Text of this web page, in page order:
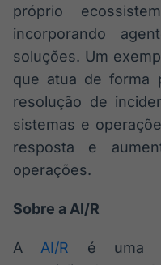
próprio
incorporando
soluções. Um
que atua de forma
resolução de
sistemas e
resposta e
operações.
Sobre a AI/R
A AI/R é uma